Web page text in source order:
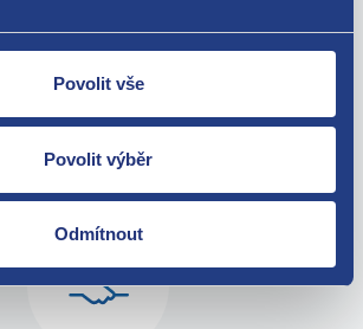
Povolit vše
Povolit výběr
Odmítnout
tisíce spokojených zákazníků.
se na jejichrecenze.